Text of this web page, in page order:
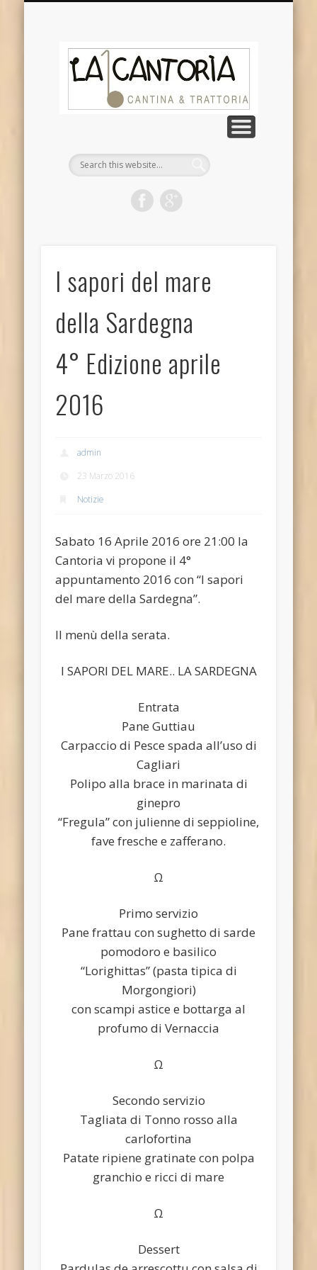
I sapori del mare
della Sardegna
4° Edizione aprile
2016
admin
23 Marzo 2016
Notizie
Sabato 16 Aprile 2016 ore 21:00 la
Cantoria vi propone il 4°
appuntamento 2016 con “I sapori
del mare della Sardegna”.
Il menù della serata.
I SAPORI DEL MARE.. LA SARDEGNA
Entrata
Pane Guttiau
Carpaccio di Pesce spada all’uso di
Cagliari
Polipo alla brace in marinata di
ginepro
“Fregula” con julienne di seppioline,
fave fresche e zafferano.
Ω
Primo servizio
Pane frattau con sughetto di sarde
pomodoro e basilico
“Lorighittas” (pasta tipica di
Morgongiori)
con scampi astice e bottarga al
profumo di Vernaccia
Ω
Secondo servizio
Tagliata di Tonno rosso alla
carlofortina
Patate ripiene gratinate con polpa
granchio e ricci di mare
Ω
Dessert